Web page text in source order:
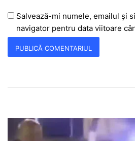
Salvează-mi numele, emailul și
navigator pentru data viitoare